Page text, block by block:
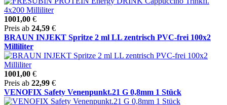
1001,00 €
Preis ab 24,59 €
BRAUN INJEKT Spritze 2 ml LL zentrisch PVC-frei 100x2
Milliliter
1001,00 €
Preis ab 22,99 €
VENOFIX Safety Venenpunkt.21 G 0,8mm 1 Stück